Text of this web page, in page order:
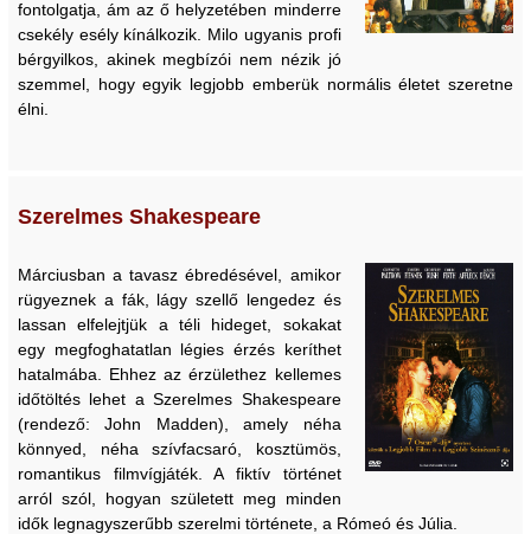
fontolgatja, ám az ő helyzetében minderre
csekély esély kínálkozik. Milo ugyanis profi
bérgyilkos, akinek megbízói nem nézik jó
szemmel, hogy egyik legjobb emberük normális életet szeretne
élni.
Szerelmes Shakespeare
Márciusban a tavasz ébredésével, amikor
rügyeznek a fák, lágy szellő lengedez és
lassan elfelejtjük a téli hideget, sokakat
egy megfoghatatlan légies érzés keríthet
hatalmába. Ehhez az érzülethez kellemes
időtöltés lehet a Szerelmes Shakespeare
(rendező: John Madden), amely néha
könnyed, néha szívfacsaró, kosztümös,
romantikus filmvígjáték. A fiktív történet
arról szól, hogyan született meg minden
idők legnagyszerűbb szerelmi története, a Rómeó és Júlia.